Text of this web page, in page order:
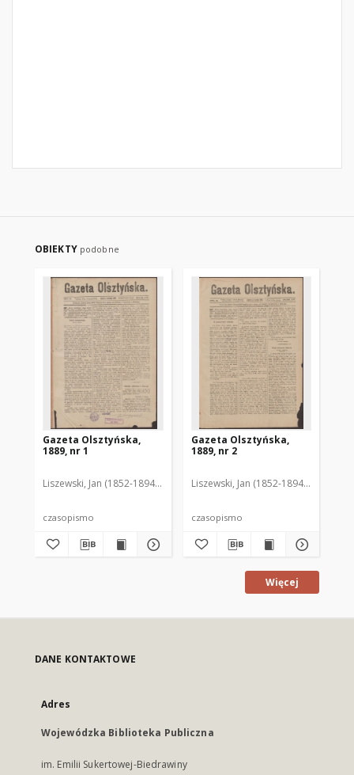
OBIEKTY podobne
Gazeta Olsztyńska,
1889, nr 1
Liszewski, Jan (1852-1894). Red.
czasopismo
Gazeta Olsztyńska,
1889, nr 2
Liszewski, Jan (1852-1894). Red.
czasopismo
Więcej
DANE KONTAKTOWE
Adres
Wojewódzka Biblioteka Publiczna
im. Emilii Sukertowej-Biedrawiny